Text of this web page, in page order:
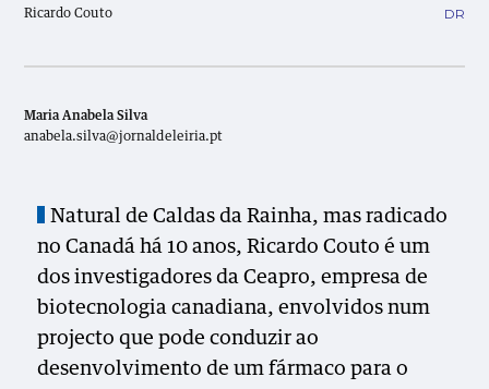
Ricardo Couto DR
Maria Anabela Silva
anabela.silva@jornaldeleiria.pt
Natural de Caldas da Rainha, mas radicado
no Canadá há 10 anos, Ricardo Couto é um
dos investigadores da Ceapro, empresa de
biotecnologia canadiana, envolvidos num
projecto que pode conduzir ao
desenvolvimento de um fármaco para o